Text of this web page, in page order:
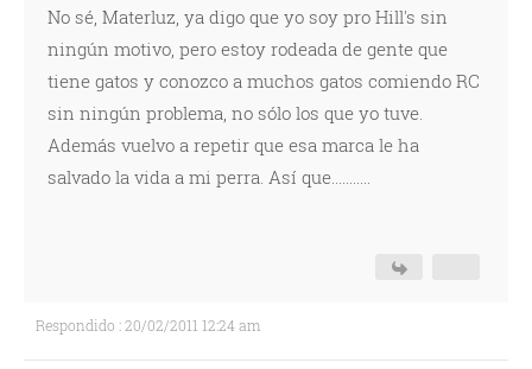
No sé, Materluz, ya digo que yo soy pro Hill's sin
ningún motivo, pero estoy rodeada de gente que
tiene gatos y conozco a muchos gatos comiendo RC
sin ningún problema, no sólo los que yo tuve.
Además vuelvo a repetir que esa marca le ha
salvado la vida a mi perra. Así que...........
Respondido : 20/02/2011 12:24 am